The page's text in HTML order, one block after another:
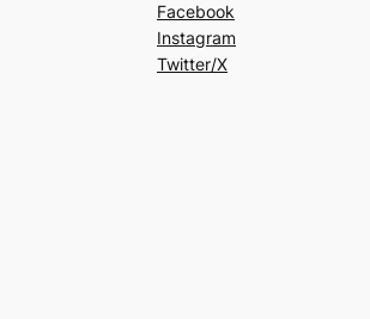
Facebook
Instagram
Twitter/X